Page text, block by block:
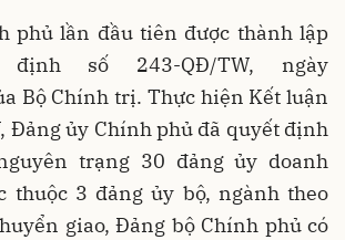
phủ lần đầu tiên được thành lập
định số 243-QĐ/TW, ngày
Bộ Chính trị. Thực hiện Kết luận
Đảng ủy Chính phủ đã quyết định
trạng 30 đảng ủy doanh
thuộc 3 đảng ủy bộ, ngành theo
giao, Đảng bộ Chính phủ có